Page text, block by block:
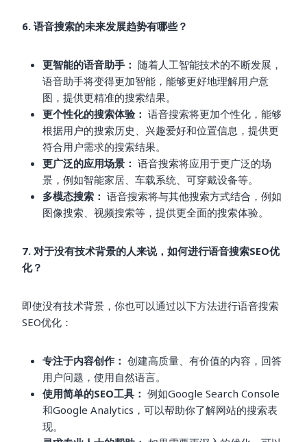
6. 语音搜索的未来发展趋势有哪些？
更智能的语音助手： 随着人工智能技术的不断发展，
语音助手将变得更加智能，能够更好地理解用户意
图，提供更精准的搜索结果。
更个性化的搜索体验： 语音搜索将更加个性化，能够
根据用户的搜索历史、兴趣爱好和位置信息，提供更
符合用户需求的搜索结果。
更广泛的应用场景： 语音搜索将应用于更广泛的场
景，例如智能家居、车载系统、可穿戴设备等。
多模态搜索： 语音搜索将与其他搜索方式结合，例如
图像搜索、视频搜索等，提供更全面的搜索体验。
7. 对于没有技术背景的人来说，如何进行语音搜索SEO优
化？
即使没有技术背景，你也可以通过以下方法进行语音搜索
SEO优化：
专注于内容创作： 创建高质量、有价值的内容，回答
用户问题，使用自然语言。
使用简单的SEO工具： 例如Google Search Console
和Google Analytics，可以帮助你了解网站的搜索表
现。